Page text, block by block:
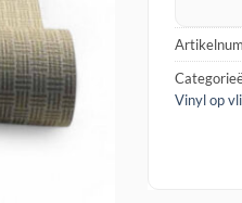
Vinyl op